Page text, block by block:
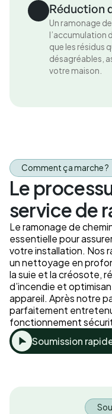
Réduction
Un ramonage
l’accumulation
que les résidus
désagréables,
votre maison.
Comment ça marche ?
Le
service de
Le ramonage de
essentielle pour
votre installation. Nos
un nettoyage en
la suie et la créosote,
d’incendie et
appareil. Après notre
parfaitement
fonctionnement
Soumission